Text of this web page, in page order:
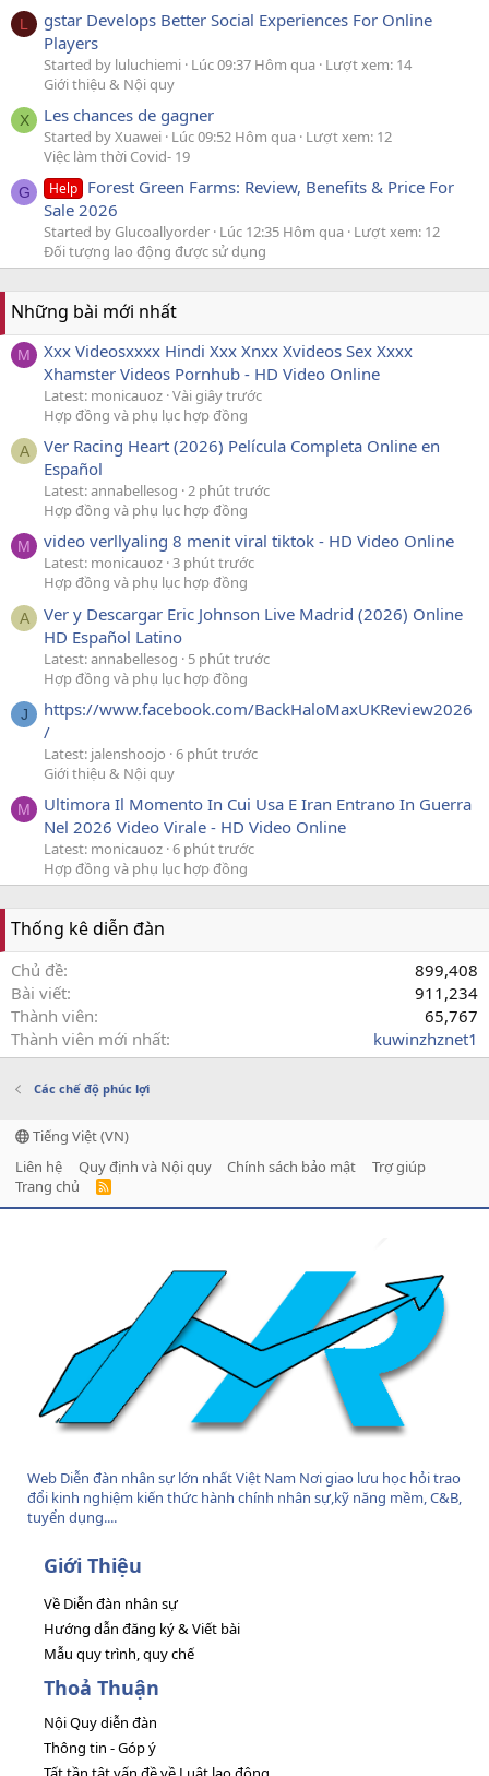
L
gstar Develops Better Social Experiences For Online
Players
Started by luluchiemi Lúc 09:37 Hôm qua Lượt xem: 14
Giới thiệu & Nội quy
X Les chances de gagner
Started by Xuawei Lúc 09:52 Hôm qua Lượt xem: 12
Việc làm thời Covid- 19
G Help Forest Green Farms: Review, Benefits & Price For
Sale 2026
Started by Glucoallyorder Lúc 12:35 Hôm qua Lượt xem: 12
Đối tượng lao động được sử dụng
Những bài mới nhất
M
Xxx Videosxxxx Hindi Xxx Xnxx Xvideos Sex Xxxx
Xhamster Videos Pornhub - HD Video Online
Latest: monicauoz Vài giây trước
Hợp đồng và phụ lục hợp đồng
A
Ver Racing Heart (2026) Película Completa Online en
Español
Latest: annabellesog 2 phút trước
Hợp đồng và phụ lục hợp đồng
M video verllyaling 8 menit viral tiktok - HD Video Online
Latest: monicauoz 3 phút trước
Hợp đồng và phụ lục hợp đồng
A
Ver y Descargar Eric Johnson Live Madrid (2026) Online
HD Español Latino
Latest: annabellesog
5 phút trước
Hợp đồng và phụ lục hợp đồng
J
https://www.facebook.com/BackHaloMaxUKReview2026
/
Latest: jalenshoojo 6 phút trước
Giới thiệu & Nội quy
M
Ultimora Il Momento In Cui Usa E Iran Entrano In Guerra
Nel 2026 Video Virale - HD Video Online
Latest: monicauoz 6 phút trước
Hợp đồng và phụ lục hợp đồng
Thống kê diễn đàn
Chủ đề
899,408
Bài viết
911,234
Thành viên
65,767
Thành viên mới nhất
kuwinzhznet1
Các chế độ phúc lợi
Tiếng Việt (VN)
Liên hệ
Quy định và Nội quy Chính sách bảo mật
Trợ giúp
Trang chủ
R
Web Diễn đàn nhân sự lớn nhất Việt Nam Nơi giao lưu học hỏi trao
đổi kinh nghiệm kiến thức hành chính nhân sự,kỹ năng mềm, C&B,
tuyển dụng....
Giới Thiệu
Về Diễn đàn nhân sự
Hướng dẫn đăng ký & Viết bài
Mẫu quy trình, quy chế
Thoả Thuận
Nội Quy diễn đàn
Thông tin - Góp ý